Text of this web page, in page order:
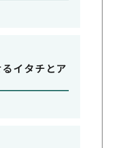
イタチとア